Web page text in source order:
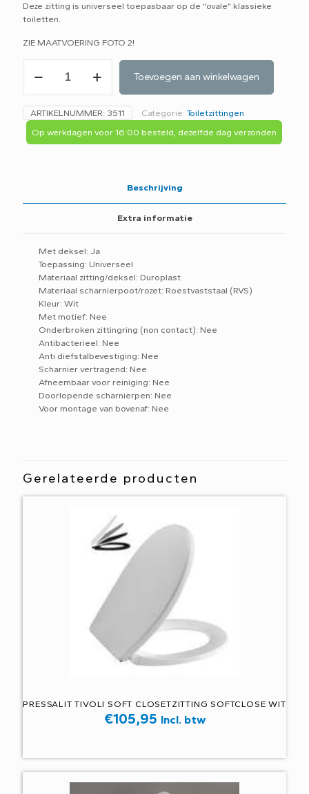
Deze zitting is universeel toepasbaar op de “ovale” klassieke
toiletten.
ZIE MAATVOERING FOTO 2!
MET
DEKSEL
wit
316000UN3999
Toevoegen aan winkelwagen
ARTIKELNUMMER: 3511 Categorie: Toiletzittingen
Op werkdagen voor 16:00 besteld, dezelfde dag verzonden
Beschrijving
Extra informatie
Met deksel: Ja
Toepassing: Universeel
Materiaal zitting/deksel: Duroplast
Materiaal scharnierpoot/rozet: Roestvaststaal (RVS)
Kleur: Wit
Met motief: Nee
Onderbroken zittingring (non contact): Nee
Antibacterieel: Nee
Anti diefstalbevestiging: Nee
Scharnier vertragend: Nee
Afneembaar voor reiniging: Nee
Doorlopende scharnierpen: Nee
Voor montage van bovenaf: Nee
Gerelateerde producten
PRESSALIT TIVOLI SOFT CLOSETZITTING SOFTCLOSE WIT
€105,95 Incl. btw